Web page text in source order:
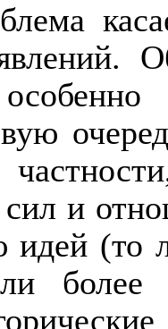
сил и
идей (то
более